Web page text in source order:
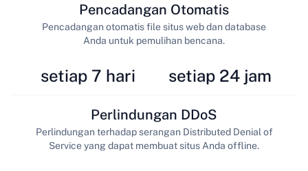
setiap 7 hari
Pencadangan Otomatis
Pencadangan otomatis file situs web dan database
Anda untuk pemulihan bencana.
setiap 24 jam
Perlindungan DDoS
Perlindungan terhadap serangan Distributed Denial of
Service yang dapat membuat situs Anda offline.